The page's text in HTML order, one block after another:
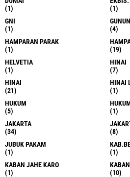
(1)
(1)
GNI
(1)
(4)
HAMPARAN PARAK
(1)
(19)
HELVETIA
(1)
HINAI
(7)
HINAI
(21)
HINAI
(1)
HUKUM
(5)
(1)
JAKARTA
(34)
(8)
JUBUK PAKAM
(1)
(1)
KABAN JAHE KARO
(1)
(10)